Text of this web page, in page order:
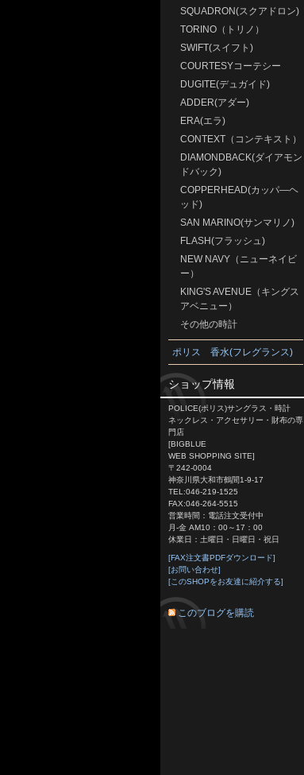
SQUADRON(スクアドロン)
TORINO（トリノ）
SWIFT(スイフト)
COURTESYコーテシー
DUGITE(デュガイド)
ADDER(アダー)
ERA(エラ)
CONTEXT（コンテキスト）
DIAMONDBACK(ダイアモン
ドバック)
COPPERHEAD(カッパ―ヘ
ッド)
SAN MARINO(サンマリノ)
FLASH(フラッシュ)
NEW NAVY（ニューネイビ
ー）
KING'S AVENUE（キングス
アベニュー）
その他の時計
ポリス 香水(フレグランス)
ショップ情報
POLICE(ポリス)サングラス・時計
ネックレス・アクセサリー・財布の専
門店
[BIGBLUE
WEB SHOPPING SITE]
〒242-0004
神奈川県大和市鶴間1-9-17
TEL:046-219-1525
FAX:046-264-5515
営業時間：電話注文受付中
月-金 AM10：00～17：00
休業日：土曜日・日曜日・祝日
[FAX注文書PDFダウンロード]
[お問い合わせ]
[このSHOPをお友達に紹介する]
このブログを購読